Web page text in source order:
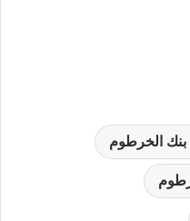
الخرطوم